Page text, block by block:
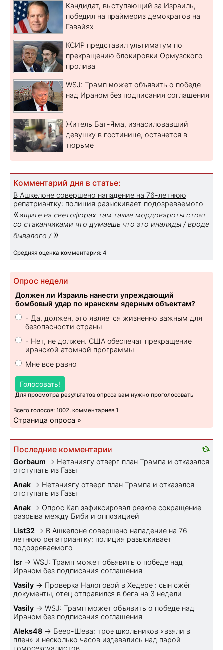
Кандидат, выступающий за Израиль,
победил на праймериз демократов на
Гавайях
КСИР представил ультиматум по
прекращению блокировки Ормузского
пролива
WSJ: Трамп может объявить о победе
над Ираном без подписания соглашения
Житель Бат-Яма, изнасиловавший
девушку в гостинице, останется в
тюрьме
Комментарий дня в статье:
В Ашкелоне совершено нападение на 76-летнюю
репатриантку: полиция разыскивает подозреваемого
«ищите на светофорах там такие мордовароты стоят
со стаканчиками что думаешь что это иналиды / вроде
бывалого / »
Средняя оценка комментария: 4
Опрос недели
Должен ли Израиль нанести упреждающий
бомбовый удар по иранским ядерным объектам?
- Да, должен, это является жизненно важным для
безопасности страны
- Нет, не должен. США обеспечат прекращение
иранской атомной программы
Мне все равно
Голосовать!
Для просмотра результатов опроса вам нужно проголосовать
Всего голосов: 1002, комментариев 1
Страница опроса »
Последние комментарии
Gorbaum → Нетаниягу отверг план Трампа и отказался
отступать из Газы
Anak → Нетаниягу отверг план Трампа и отказался
отступать из Газы
Anak → Опрос Kan зафиксировал резкое сокращение
разрыва между Биби и оппозицией
List32 → В Ашкелоне совершено нападение на 76-
летнюю репатриантку: полиция разыскивает
подозреваемого
Isr → WSJ: Трамп может объявить о победе над
Ираном без подписания соглашения
Vasily → Проверка Налоговой в Хедере : сын сжёг
документы, отец отправился в бега на 3 недели
Vasily → WSJ: Трамп может объявить о победе над
Ираном без подписания соглашения
Aleks48 → Беер-Шева: трое школьников «взяли в
плен» и несколько часов издевались над парой
гомосексуалистов